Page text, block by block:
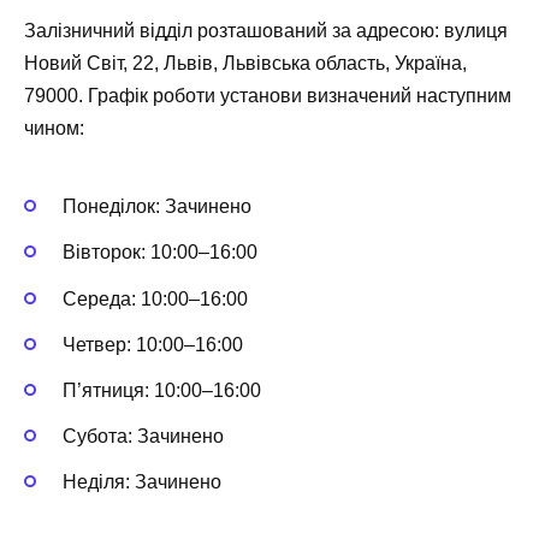
Залізничний відділ розташований за адресою: вулиця
Новий Світ, 22, Львів, Львівська область, Україна,
79000. Графік роботи установи визначений наступним
чином:
Понеділок: Зачинено
Вівторок: 10:00–16:00
Середа: 10:00–16:00
Четвер: 10:00–16:00
П’ятниця: 10:00–16:00
Субота: Зачинено
Неділя: Зачинено